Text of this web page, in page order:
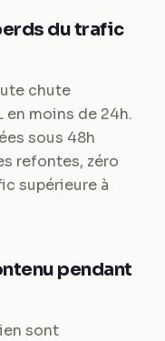
du trafic
chute
en moins de 24h.
sous 48h
refontes, zéro
supérieure à
pendant
sont